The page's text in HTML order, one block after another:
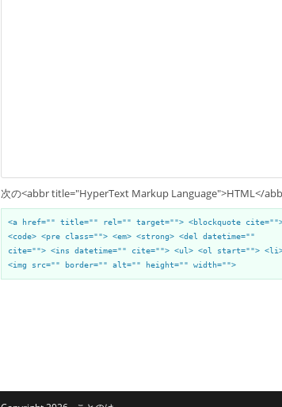
次の<abbr title="HyperText Markup Language">HTML</
<a href="" title="" rel="" target=""> <blockquote
<code> <pre class=""> <em> <strong> <del datetime=""
cite=""> <ins datetime="" cite=""> <ul> <ol start="">
<img src="" border="" alt="" height="" width="">